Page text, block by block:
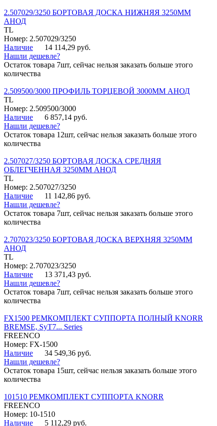
2.507029/3250 БОРТОВАЯ ДОСКА НИЖНЯЯ 3250ММ
АНОД
TL
Номер: 2.507029/3250
Наличие
14 114,29 руб.
Нашли дешевле?
Остаток товара 7шт, сейчас нельзя заказать больше этого
количества
2.509500/3000 ПРОФИЛЬ ТОРЦЕВОЙ 3000ММ АНОД
TL
Номер: 2.509500/3000
Наличие
6 857,14 руб.
Нашли дешевле?
Остаток товара 12шт, сейчас нельзя заказать больше этого
количества
2.507027/3250 БОРТОВАЯ ДОСКА СРЕДНЯЯ
ОБЛЕГЧЕННАЯ 3250ММ АНОД
TL
Номер: 2.507027/3250
Наличие
11 142,86 руб.
Нашли дешевле?
Остаток товара 7шт, сейчас нельзя заказать больше этого
количества
2.707023/3250 БОРТОВАЯ ДОСКА ВЕРХНЯЯ 3250ММ
АНОД
TL
Номер: 2.707023/3250
Наличие
13 371,43 руб.
Нашли дешевле?
Остаток товара 7шт, сейчас нельзя заказать больше этого
количества
FX1500 РЕМКОМПЛЕКТ СУППОРТА ПОЛНЫЙ KNORR
BREMSE, SyT7... Series
FREENCO
Номер: FX-1500
Наличие
34 549,36 руб.
Нашли дешевле?
Остаток товара 15шт, сейчас нельзя заказать больше этого
количества
101510 РЕМКОМПЛЕКТ СУППОРТА KNORR
FREENCO
Номер: 10-1510
Наличие
5 112,29 руб.